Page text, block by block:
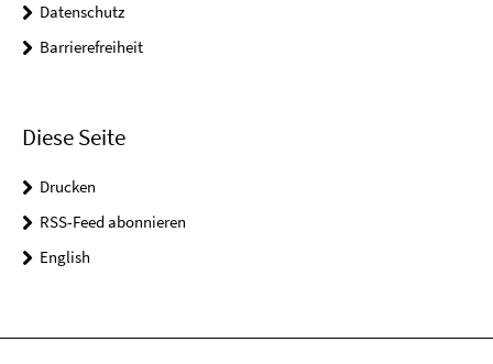
Datenschutz
Barrierefreiheit
Diese Seite
Drucken
RSS-Feed abonnieren
English